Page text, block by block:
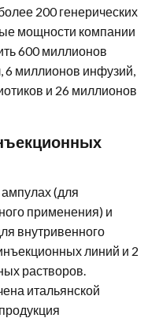
200 генерических
мощности компании
600 миллионов
6 миллионов инфузий,
и 26 миллионов
(для
применения) и
внутривенного
линий и 2
растворов.
итальянской